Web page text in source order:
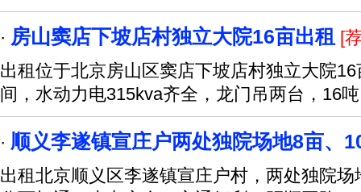
· 房山窦店下坡店村独立大院16亩出租 [
出租位于北京房山区窦店下坡店村独立大院
间，水动力电315kva齐全，龙门吊两台，16
· 顺义李遂镇宣庄户两处独院场地8亩、
出租北京顺义区李遂镇宣庄户村，两处独院